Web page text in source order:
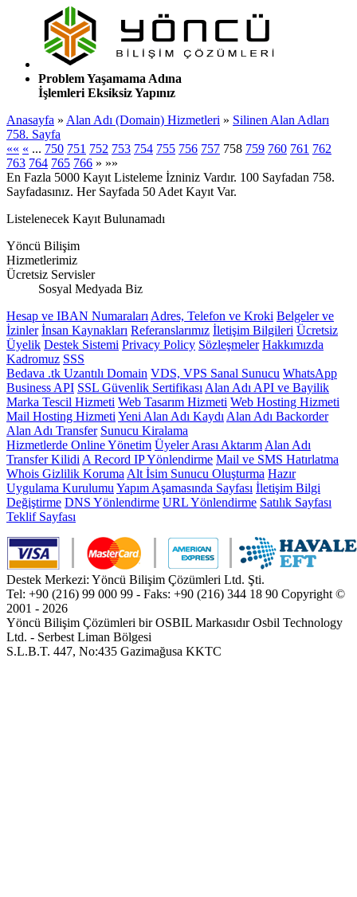
Problem Yaşamama Adına
İşlemleri Eksiksiz Yapınız
Anasayfa » Alan Adı (Domain) Hizmetleri » Silinen Alan Adları
758. Sayfa
«« « ... 750 751 752 753 754 755 756 757 758 759 760 761 762
763 764 765 766 » »»
En Fazla 5000 Kayıt Listeleme İzniniz Vardır. 100 Sayfadan 758.
Sayfadasınız. Her Sayfada 50 Adet Kayıt Var.
Listelenecek Kayıt Bulunamadı
Yöncü Bilişim
Hizmetlerimiz
Ücretsiz Servisler
Sosyal Medyada Biz
Hesap ve IBAN Numaraları Adres, Telefon ve Kroki Belgeler ve
İzinler İnsan Kaynakları Referanslarımız İletişim Bilgileri Ücretsiz
Üyelik Destek Sistemi Privacy Policy Sözleşmeler Hakkımızda
Kadromuz SSS
Bedava .tk Uzantılı Domain VDS, VPS Sanal Sunucu WhatsApp
Business API SSL Güvenlik Sertifikası Alan Adı API ve Bayilik
Marka Tescil Hizmeti Web Tasarım Hizmeti Web Hosting Hizmeti
Mail Hosting Hizmeti Yeni Alan Adı Kaydı Alan Adı Backorder
Alan Adı Transfer Sunucu Kiralama
Hizmetlerde Online Yönetim Üyeler Arası Aktarım Alan Adı
Transfer Kilidi A Record IP Yönlendirme Mail ve SMS Hatırlatma
Whois Gizlilik Koruma Alt İsim Sunucu Oluşturma Hazır
Uygulama Kurulumu Yapım Aşamasında Sayfası İletişim Bilgi
Değiştirme DNS Yönlendirme URL Yönlendirme Satılık Sayfası
Teklif Sayfası
Destek Merkezi: Yöncü Bilişim Çözümleri Ltd. Şti.
Tel: +90 (216) 99 000 99 - Faks: +90 (216) 344 18 90 Copyright ©
2001 - 2026
Yöncü Bilişim Çözümleri bir OSBIL Markasıdır Osbil Technology
Ltd. - Serbest Liman Bölgesi
S.L.B.T. 447, No:435 Gazimağusa KKTC